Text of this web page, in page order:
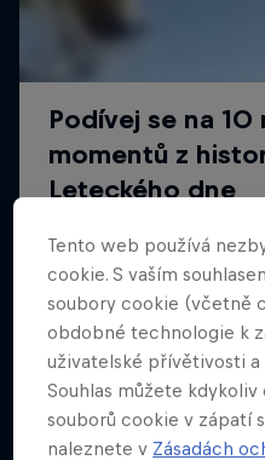
Tento web používá
cookie. S vaším
soubory cookie (včetně
obdobné technologie k
uživatelské přívětivosti
Souhlas můžete
souborů cookie v zápatí
naleznete v Zásadách